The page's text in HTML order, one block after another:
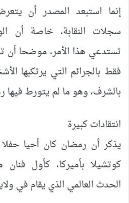
إنما استبعد المصدر أن
سجلات النقابة، خاصة أن
تستدعي هذا الأمر، موضحا أن
فقط بالجرائم التي يرتكبها
بالشرف، وهو ما لم يتورط فيها
انتقادات كبيرة
يذكر أن رمضان كان أحيا
كوتشيلا بأميركا، كأول
الحدث العالمي الذي يقام في